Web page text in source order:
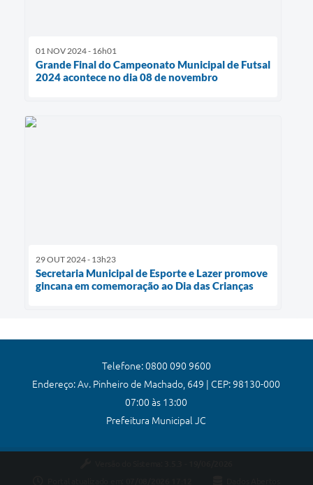
01 NOV 2024 - 16h01
Grande Final do Campeonato Municipal de Futsal
2024 acontece no dia 08 de novembro
29 OUT 2024 - 13h23
Secretaria Municipal de Esporte e Lazer promove
gincana em comemoração ao Dia das Crianças
Telefone: 0800 090 9600
Endereço: Av. Pinheiro de Machado, 649 | CEP: 98130-000
07:00 às 13:00
Prefeitura Municipal JC